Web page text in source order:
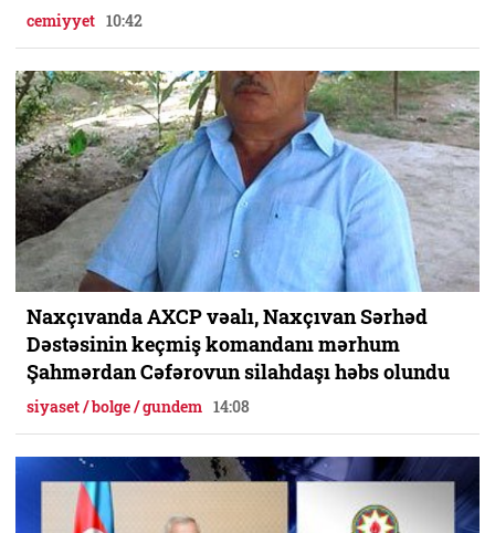
cemiyyet 10:42
Naxçıvanda AXCP vəalı, Naxçıvan Sərhəd
Dəstəsinin keçmiş komandanı mərhum
Şahmərdan Cəfərovun silahdaşı həbs olundu
siyaset / bolge / gundem 14:08